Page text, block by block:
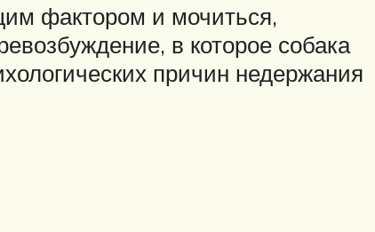
фактором и мочиться,
в которое собака
причин недержания